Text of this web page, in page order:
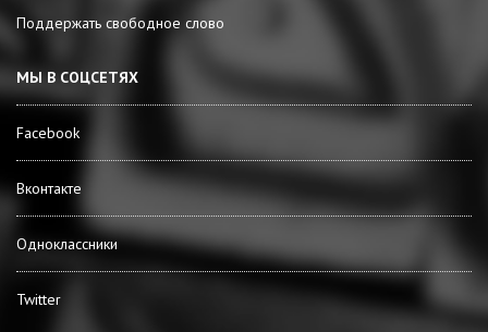
Поддержать свободное слово
МЫ В СОЦСЕТЯХ
Facebook
Вконтакте
Одноклассники
Twitter